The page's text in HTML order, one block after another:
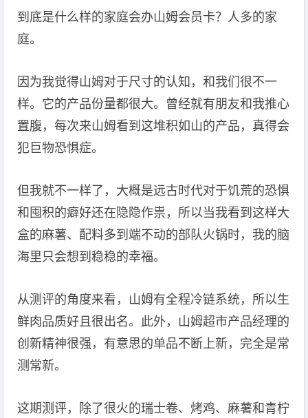
到底是什么样的家庭会办山姆会员卡？人多的家
庭。
因为我觉得山姆对于尺寸的认知，和我们很不一
样。它的产品份量都很大。曾经就有朋友和我推心
置腹，每次来山姆看到这堆积如山的产品，真得会
犯巨物恐惧症。
但我就不一样了，大概是远古时代对于饥荒的恐惧
和囤积的癖好还在隐隐作祟，所以当我看到这样大
盒的麻薯、配料多到端不动的部队火锅时，我的脑
海里只会想到稳稳的幸福。
从测评的角度来看，山姆有全程冷链系统，所以生
鲜肉品质好且很出名。此外，山姆超市产品经理的
创新精神很强，有意思的单品不断上新，完全是常
测常新。
这期测评，除了很火的瑞士卷、烤鸡、麻薯和青柠